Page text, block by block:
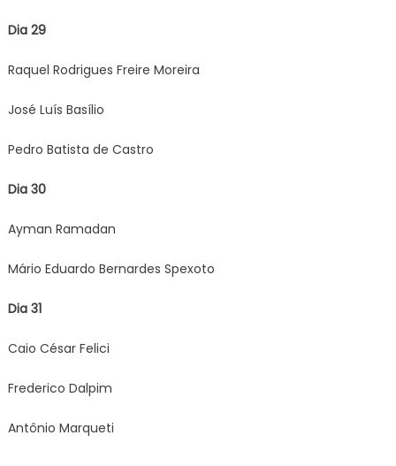
Dia 29
Raquel Rodrigues Freire Moreira
José Luís Basílio
Pedro Batista de Castro
Dia 30
Ayman Ramadan
Mário Eduardo Bernardes Spexoto
Dia 31
Caio César Felici
Frederico Dalpim
Antônio Marqueti